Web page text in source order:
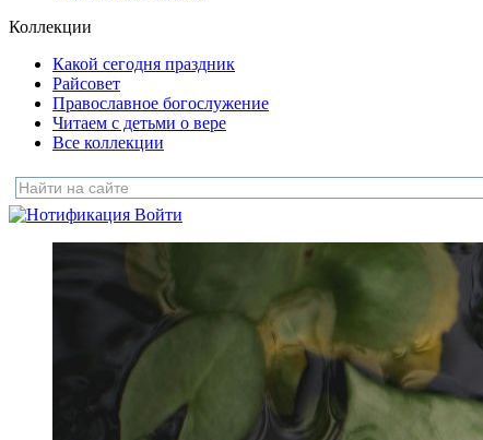
Коллекции
Какой сегодня праздник
Райсовет
Православное богослужение
Читаем с детьми о вере
Все коллекции
Войти